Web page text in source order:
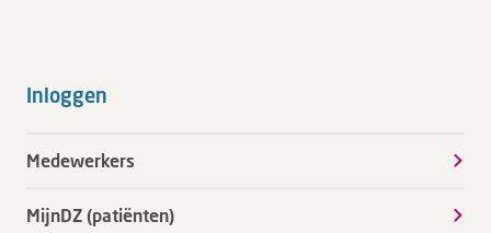
Inloggen
Medewerkers
MijnDZ (patiënten)